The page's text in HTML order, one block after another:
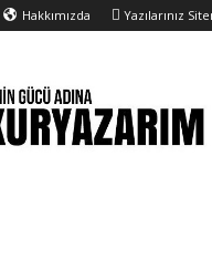
Hakkımızda Yazılarınız
Yazarım